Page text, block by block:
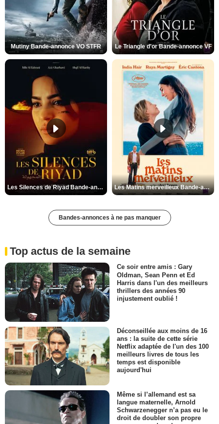
Mutiny Bande-annonce VO STFR Le Triangle d'or Bande-annonce VF
Les Silences de Riyad Bande-annonce VO STFR Les Matins merveilleux Bande-annonce VF
Bandes-annonces à ne pas manquer
Top actus de la semaine
Ce soir entre amis : Gary
Oldman, Sean Penn et Ed
Harris dans l'un des meilleurs
thrillers des années 90
injustement oublié !
Déconseillée aux moins de 16
ans : la suite de cette série
Netflix adaptée de l'un des 100
meilleurs livres de tous les
temps est disponible
aujourd'hui
Même si l’allemand est sa
langue maternelle, Arnold
Schwarzenegger n’a pas eu le
droit de doubler son propre